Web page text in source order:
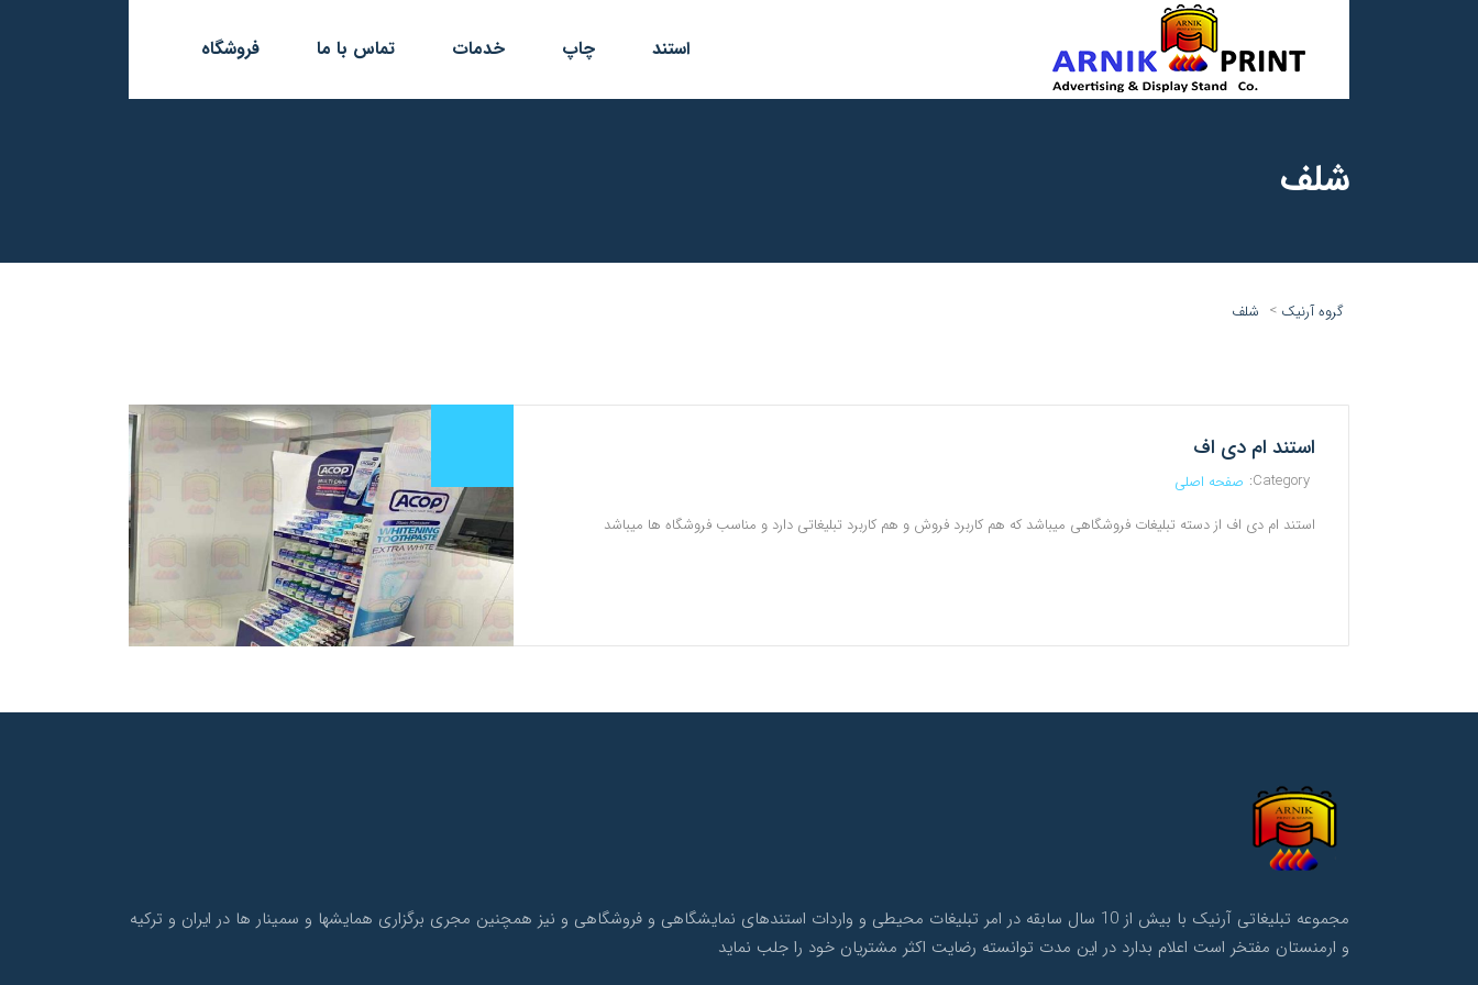
استند چاپ خدمات تماس با ما فروشگاه
شلف
گروه آرنیک > شلف
استند ام دی اف
Category: صفحه اصلی
استند ام دی اف از دسته تبلیغات فروشگاهی میباشد که هم کاربرد فروش و هم کاربرد تبلیغاتی دارد و مناسب فروشگاه ها میباشد
مجموعه تبلیغاتی آرنیک با بیش از 10 سال سابقه در امر تبلیغات محیطی و واردات استندهای نمایشگاهی و فروشگاهی و نیز همچنین مجری برگزاری همایشها و سمینار ها در ایران و ترکیه
و ارمنستان مفتخر است اعلام بدارد در این مدت توانسته رضایت اکثر مشتریان خود را جلب نماید